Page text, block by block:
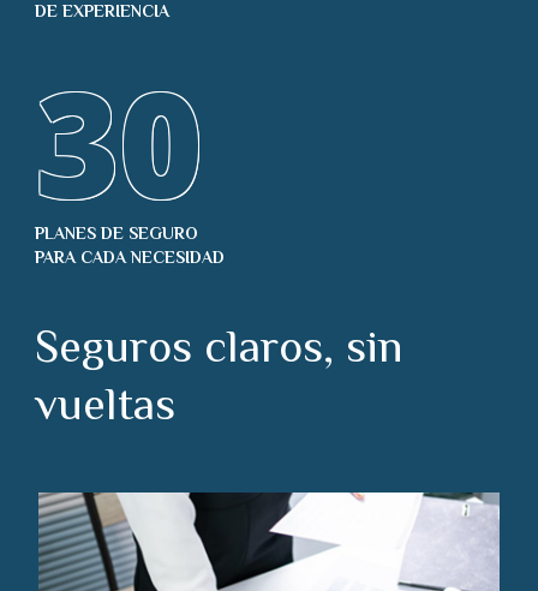
DE EXPERIENCIA
30
PLANES DE SEGURO
PARA CADA NECESIDAD
Seguros claros, sin
vueltas